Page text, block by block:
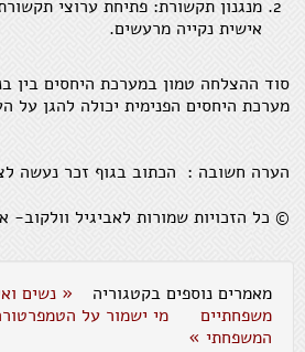
מנגנון תקשורת: פתיחת ערוצי
אישית נקייה מרעשים.
סוד ההצלחה טמון במערכת היחסים בין
מערכת היחסים הפנימית יכולה להגן על
הערה חשובה : הכתוב בגוף זכר נעשה
© כל הזכויות שמורות לאביגיל וולקוב-
מאמרים נוספים בקטגוריה
« נשים
משפחתיים
מי ישמור על
המשפחתי »